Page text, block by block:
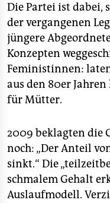
Die Partei ist dabei,
der vergangenen
jüngere
Konzepten
Feministinnen:
aus den 80er
für Mütter.
2009 beklagten die
noch: „Der Anteil
sinkt.“ Die
schmalem Gehalt
Auslaufmodell.